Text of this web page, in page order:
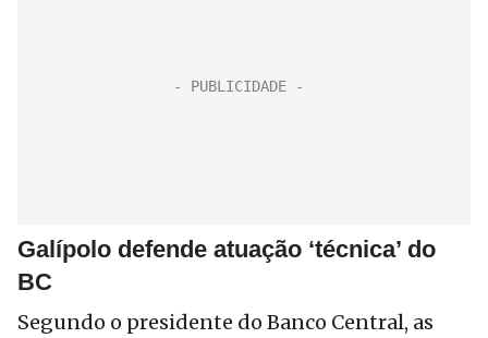
Galípolo defende atuação ‘técnica’ do
BC
Segundo o presidente do Banco Central, as